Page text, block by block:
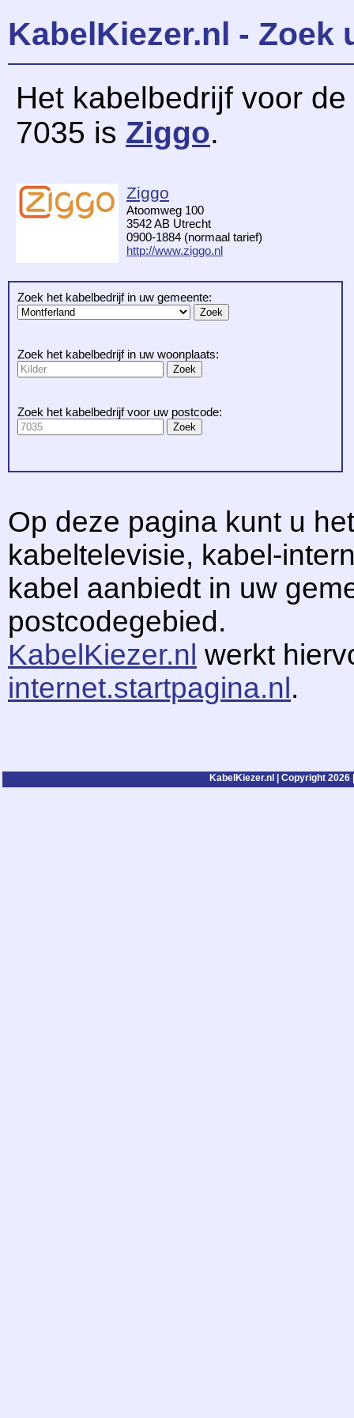
KabelKiezer.nl - Zoek
Het kabelbedrijf voor
7035 is Ziggo.
Ziggo
Atoomweg 100
3542 AB Utrecht
0900-1884 (normaal tarief)
http://www.ziggo.nl
Zoek het kabelbedrijf in uw gemeente:
Zoek het kabelbedrijf in uw woonplaats:
Zoek het kabelbedrijf voor uw postcode:
Op deze pagina kunt u
kabeltelevisie, kabel-
kabel aanbiedt in uw
postcodegebied.
KabelKiezer.nl werkt
internet.startpagina.nl.
KabelKiezer.nl | Copyright 2026